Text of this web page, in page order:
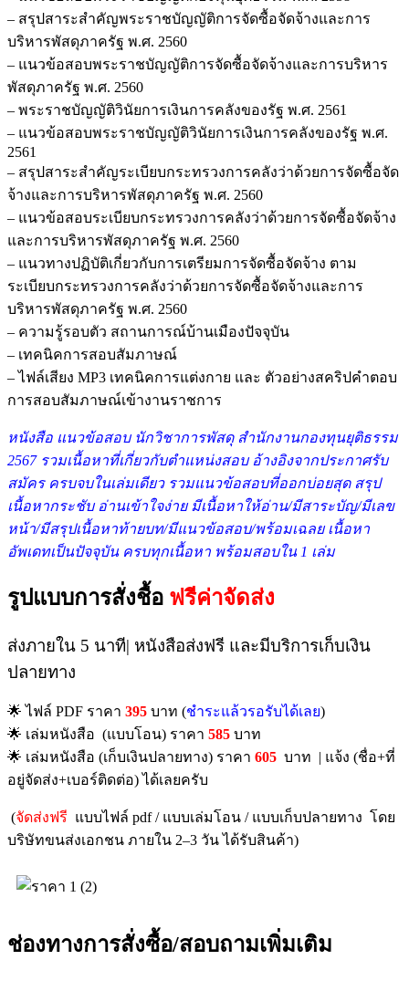
– สรุปสาระสำคัญพระราชบัญญัติการจัดซื้อจัดจ้างและการ
บริหารพัสดุภาครัฐ พ.ศ. 2560
– แนวข้อสอบพระราชบัญญัติการจัดซื้อจัดจ้างและการบริหาร
พัสดุภาครัฐ พ.ศ. 2560
– พระราชบัญญัติวินัยการเงินการคลังของรัฐ พ.ศ. 2561
– แนวข้อสอบพระราชบัญญัติวินัยการเงินการคลังของรัฐ พ.ศ.
2561
– สรุปสาระสำคัญระเบียบกระทรวงการคลังว่าด้วยการจัดซื้อจัด
จ้างและการบริหารพัสดุภาครัฐ พ.ศ. 2560
– แนวข้อสอบระเบียบกระทรวงการคลังว่าด้วยการจัดซื้อจัดจ้าง
และการบริหารพัสดุภาครัฐ พ.ศ. 2560
– แนวทางปฏิบัติเกี่ยวกับการเตรียมการจัดซื้อจัดจ้าง ตาม
ระเบียบกระทรวงการคลังว่าด้วยการจัดซื้อจัดจ้างและการ
บริหารพัสดุภาครัฐ พ.ศ. 2560
– ความรู้รอบตัว สถานการณ์บ้านเมืองปัจจุบัน
– เทคนิคการสอบสัมภาษณ์
– ไฟล์เสียง MP3 เทคนิคการแต่งกาย และ ตัวอย่างสคริปคำตอบ
การสอบสัมภาษณ์เข้างานราชการ
หนังสือ แนวข้อสอบ นักวิชาการพัสดุ สำนักงานกองทุนยุติธรรม
2567 รวมเนื้อหาที่เกี่ยวกับตำแหน่งสอบ อ้างอิงจากประกาศรับ
สมัคร ครบจบในเล่มเดียว รวมแนวข้อสอบที่ออกบ่อยสุด สรุป
เนื้อหากระชับ อ่านเข้าใจง่าย มีเนื้อหาให้อ่าน/มีสาระบัญ/มีเลข
หน้า/มีสรุปเนื้อหาท้ายบท/มีแนวข้อสอบ/พร้อมเฉลย เนื้อหา
อัพเดทเป็นปัจจุบัน ครบทุกเนื้อหา พร้อมสอบใน 1 เล่ม
รูปแบบการสั่งชื้อ ฟรีค่าจัดส่ง
ส่งภายใน 5 นาที| หนังสือส่งฟรี และมีบริการเก็บเงิน
ปลายทาง
🌟 ไฟล์ PDF ราคา 395 บาท (ชำระแล้วรอรับได้เลย)
🌟 เล่มหนังสือ (แบบโอน) ราคา 585 บาท
🌟 เล่มหนังสือ (เก็บเงินปลายทาง) ราคา 605 บาท | แจ้ง (ชื่อ+ที่
อยู่จัดส่ง+เบอร์ติดต่อ) ได้เลยครับ
(จัดส่งฟรี แบบไฟล์ pdf / แบบเล่มโอน / แบบเก็บปลายทาง โดย
บริษัทขนส่งเอกชน ภายใน 2–3 วัน ได้รับสินค้า)
ช่องทางการสั่งซื้อ/สอบถามเพิ่มเติม